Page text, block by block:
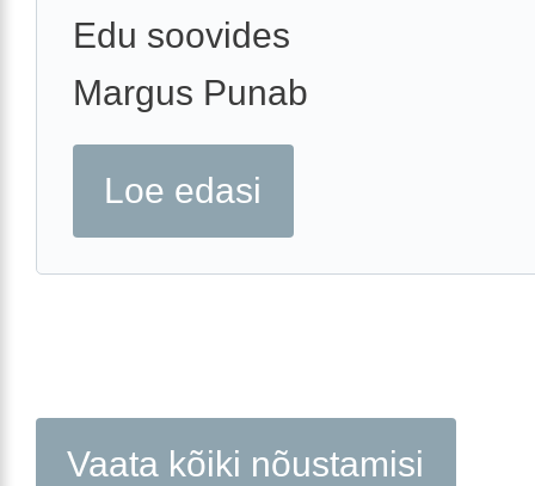
Edu soovides
Margus Punab
Loe edasi
Vaata kõiki nõustamisi